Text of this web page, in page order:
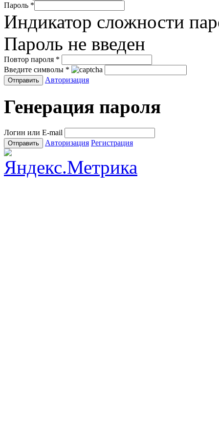
Пароль *
Индикатор сложности
Пароль не введен
Повтор пароля *
Введите символы *
Авторизация
Генерация пароля
Логин или E-mail
Авторизация Регистрация